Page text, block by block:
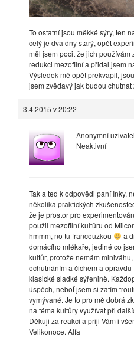
To ostatní jsou měkké sýry, ten
celý je dva dny starý, opět
měl jsem pocit že jich používám
redukci mezofilní a přidal jsem
Výsledek mě opět překvapil,
jsem zvědavý jak budou chutnat
3.4.2015 v 20:22
Anonymní uživatel
Neaktivní
Tak a ted k odpovědi paní Inky,
několika praktických
že je prostor pro
použil mezofilní kultůru od
hmmm, no tu francouzkou
a
domácího mlékaře, jediné co
kultůr, protože nemám
ochutnáním a čichem a
klasické sladké sýřenině.
úspěch, neboť jsem si zatím
vymývané. Je to pro mě dobrá
na téma kultůry využívat při
Děkuji za reakci a přiji Vám i
Velikonoce. Alfa